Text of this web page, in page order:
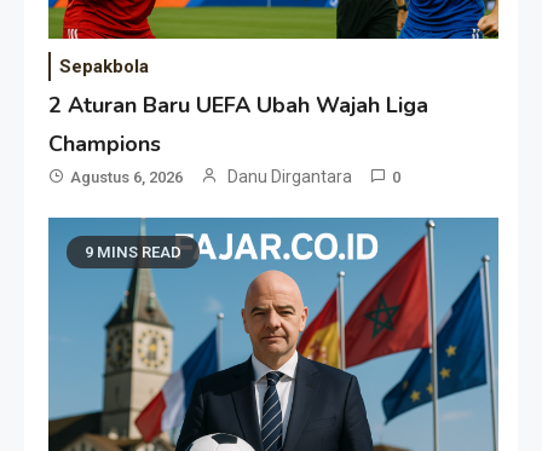
Sepakbola
2 Aturan Baru UEFA Ubah Wajah Liga
Champions
Agustus 6, 2026 Danu Dirgantara 0
9 MINS READ